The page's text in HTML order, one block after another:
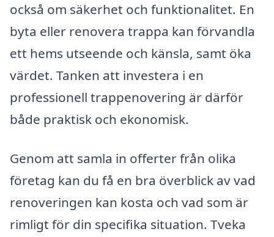
också om säkerhet och funktionalitet. En
byta eller renovera trappa kan förvandla
ett hems utseende och känsla, samt öka
värdet. Tanken att investera i en
professionell trappenovering är därför
både praktisk och ekonomisk.
Genom att samla in offerter från olika
företag kan du få en bra överblick av vad
renoveringen kan kosta och vad som är
rimligt för din specifika situation. Tveka